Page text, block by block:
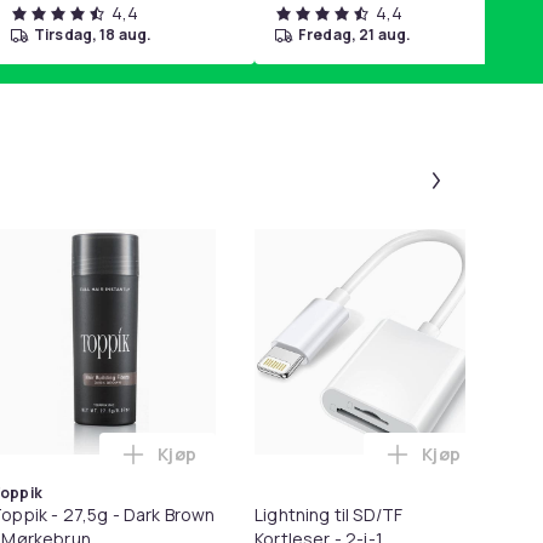
4,4
tirsdag, 18 aug.
4,4
fredag, 21 aug.
Stripe Lace Up Canvas Trainer i handlekurven
/ Potetrimmer - Trimmer for Poter i handlekurven
- 27,5g - Dark Brown
Legg Toppik - 27,5g - Dark Brown -
Kjøp
Lightning til SD/TF
Legg
Kjøp